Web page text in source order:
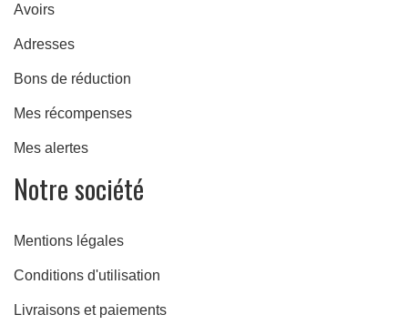
Avoirs
Adresses
Bons de réduction
Mes récompenses
Mes alertes
Notre société
Mentions légales
Conditions d'utilisation
Livraisons et paiements